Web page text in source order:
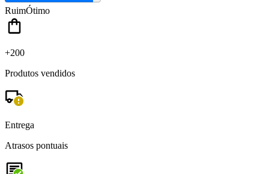
RuimÓtimo
+200
Produtos vendidos
Entrega
Atrasos pontuais